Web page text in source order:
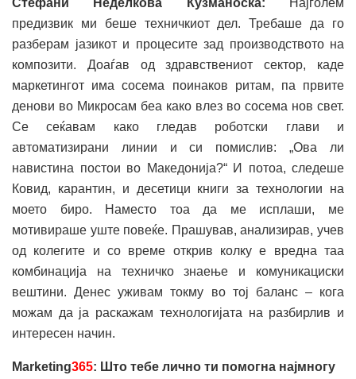
предизвик ми беше техничкиот дел. Требаше да го
разберам јазикот и процесите зад производството на
композити. Доаѓав од здравствениот сектор, каде
маркетингот има сосема поинаков ритам, па првите
денови во Микросам беа како влез во сосема нов свет.
Се сеќавам како гледав роботски глави и
автоматизирани линии и си помислив: „Ова ли
навистина постои во Македонија?“ И потоа, следеше
Ковид, карантин, и десетици книги за технологии на
моето биро. Наместо тоа да ме исплаши, ме
мотивираше уште повеќе. Прашував, анализирав, учев
од колегите и со време открив колку е вредна таа
комбинација на техничко знаење и комуникациски
вештини. Денес уживам токму во тој баланс – кога
можам да ја раскажам технологијата на разбирлив и
интересен начин.
Marketing365: Што тебе лично ти помогна најмногу